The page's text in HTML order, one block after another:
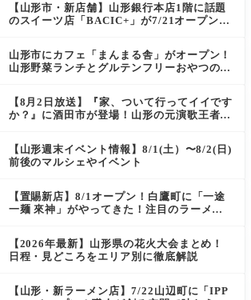
【山形市・新店舗】山形銀行本店1階に話題
のスイーツ店「BACIC+」が7/21オープン！
山形市にカフェ「まんまる舎」がオープン！
山形野菜ランチとグルテンフリーおやつの新
【8月2日放送】『家、ついて行ってイイです
か？』に酒田市が登場！山形の元演歌王者
【山形週末イベント情報】8/1(土）〜8/2(日)
前後のマルシェやイベント
【置賜新店】8/1オープン！白鷹町に「一途
一麺 來神」がやってきた！注目のラーメン
【2026年最新】山形県の花火大会まとめ！
日程・見どころをエリア別に徹底解説
【山形・新ラーメン店】7/22山辺町に「IPP